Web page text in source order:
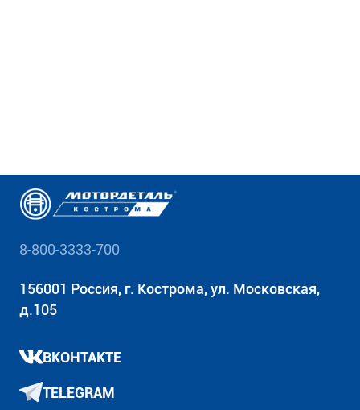
8-800-3333-700
156001 Россия, г. Кострома, ул. Московская,
д.105
ВКОНТАКТЕ
TELEGRAM